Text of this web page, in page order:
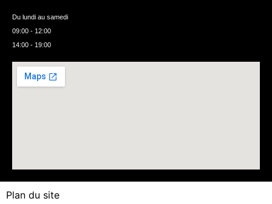
Du lundi au samedi
09:00 - 12:00
14:00 - 19:00
Plan du site